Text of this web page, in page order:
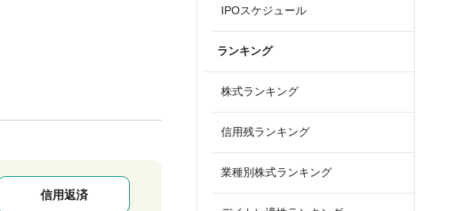
信用返済
IPOスケジュール
ランキング
株式ランキング
信用残ランキング
業種別株式ランキング